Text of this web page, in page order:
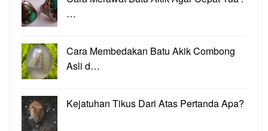
…
Cara Membedakan Batu Akik Combong
Asli d…
Kejatuhan Tikus Dari Atas Pertanda Apa?